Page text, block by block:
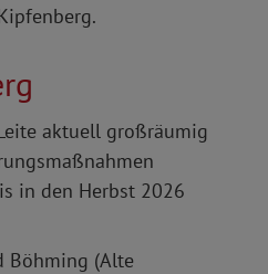
aktuell großräumig
in den Herbst 2026
Böhming (Alte